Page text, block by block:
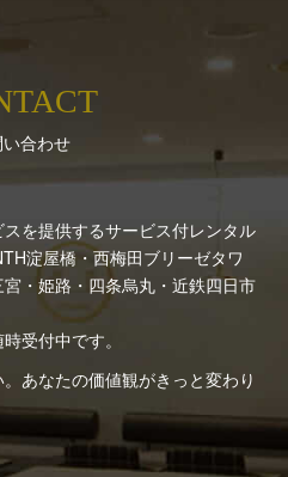
合わせ
を提供するサービス付レンタル
淀屋橋・西梅田ブリーゼタワ
・姫路・四条烏丸・近鉄四日市
受付中です。
あなたの価値観がきっと変わり